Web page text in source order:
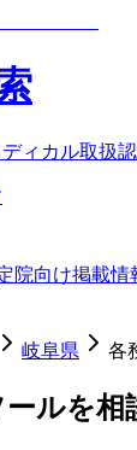
ィカル取扱
院向け掲載情
岐阜県 各
ルを相